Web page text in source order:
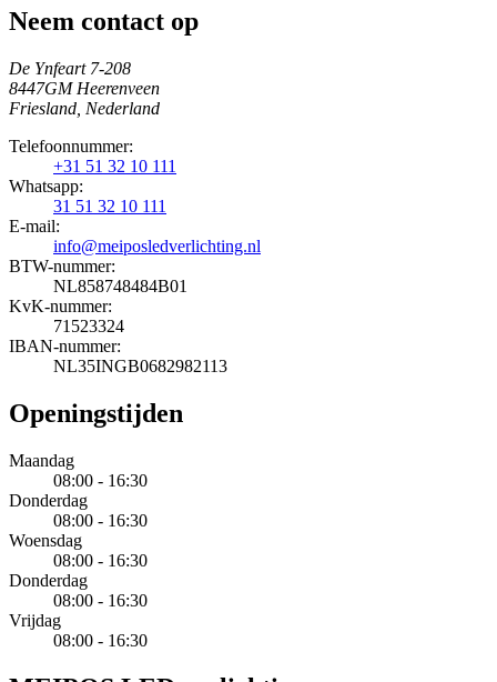
Neem contact op
De Ynfeart 7-208
8447GM Heerenveen
Friesland, Nederland
Telefoonnummer:
+31 51 32 10 111
Whatsapp:
31 51 32 10 111
E-mail:
info@meiposledverlichting.nl
BTW-nummer:
NL858748484B01
KvK-nummer:
71523324
IBAN-nummer:
NL35INGB0682982113
Openingstijden
Maandag
08:00 - 16:30
Donderdag
08:00 - 16:30
Woensdag
08:00 - 16:30
Donderdag
08:00 - 16:30
Vrijdag
08:00 - 16:30